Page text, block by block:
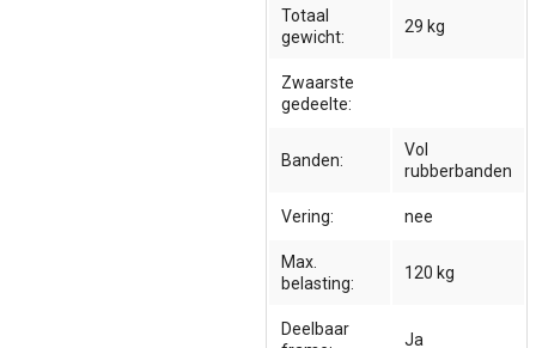
Totaal
gewicht:
29 kg
Zwaarste
gedeelte:
Banden:
Vol
rubberbanden
Vering: nee
Max.
belasting:
120 kg
Deelbaar
Ja